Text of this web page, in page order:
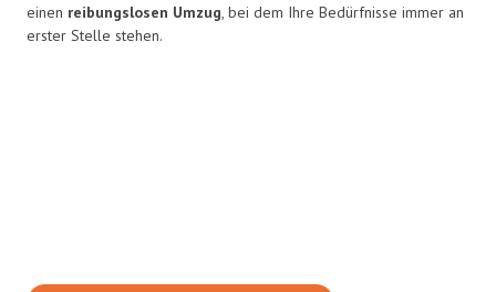
einen reibungslosen Umzug, bei dem Ihre Bedürfnisse immer an
erster Stelle stehen.